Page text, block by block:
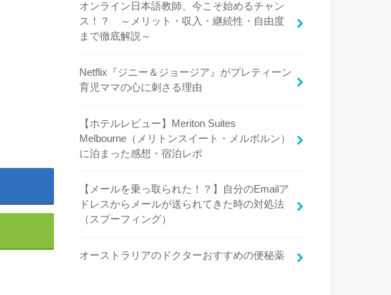
オンライン日本語教師、今こそ始めるチャン
ス！？ ～メリット・収入・継続性・自由度
まで徹底解説～
Netflix『ジニー＆ジョージア』がプレティーン
育児ママの心に刺さる理由
【ホテルレビュー】Meriton Suites
Melbourne（メリトンスイート・メルボルン）
に泊まった感想・宿泊レポ
【メールを乗っ取られた！？】自分のEmailア
ドレスからメールが送られてきた時の対処法
（スプーフィング）
オーストラリアのドクターおすすめの便秘薬